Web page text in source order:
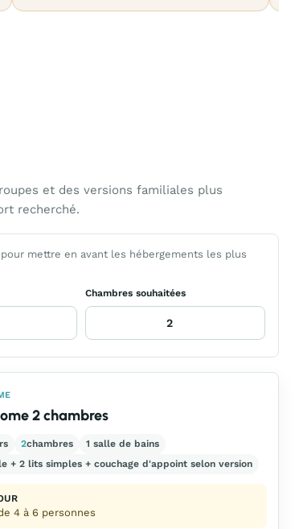
et des versions familiales plus
recherché.
mettre en avant les hébergements les plus
Chambres souhaitées
2 chambres
2chambres
1 salle de bains
+ 2 lits simples + couchage d'appoint selon version
4 à 6 personnes